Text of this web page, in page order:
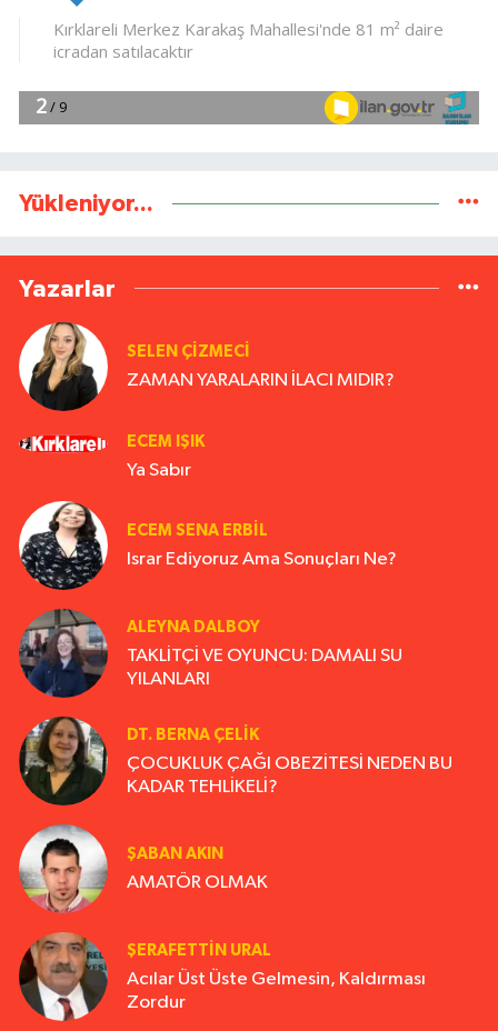
Yükleniyor...
Yazarlar
SELEN ÇİZMECİ
ZAMAN YARALARIN İLACI MIDIR?
ECEM IŞIK
Ya Sabır
ECEM SENA ERBIL
Israr Ediyoruz Ama Sonuçları Ne?
ALEYNA DALBOY
TAKLİTÇİ VE OYUNCU: DAMALI SU
YILANLARI
DT. BERNA ÇELIK
ÇOCUKLUK ÇAĞI OBEZİTESİ NEDEN BU
KADAR TEHLİKELİ?
ŞABAN AKIN
AMATÖR OLMAK
ŞERAFETTIN URAL
Acılar Üst Üste Gelmesin, Kaldırması
Zordur